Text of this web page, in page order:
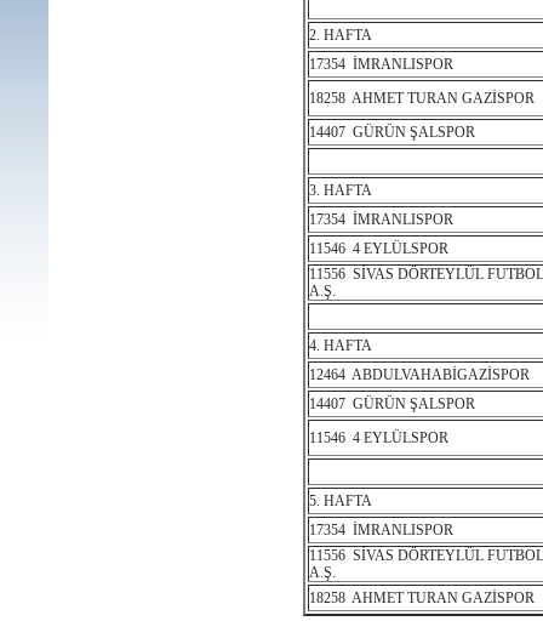
2. HAFTA
17354 İMRANLISPOR
18258 AHMET TURAN GAZİSPOR
14407 GÜRÜN ŞALSPOR
3. HAFTA
17354 İMRANLISPOR
11546 4 EYLÜLSPOR
11556 SİVAS DÖRTEYLÜL FUTBOL
A.Ş.
4. HAFTA
12464 ABDULVAHABİGAZİSPOR
14407 GÜRÜN ŞALSPOR
11546 4 EYLÜLSPOR
5. HAFTA
17354 İMRANLISPOR
11556 SİVAS DÖRTEYLÜL FUTBOL
A.Ş.
18258 AHMET TURAN GAZİSPOR